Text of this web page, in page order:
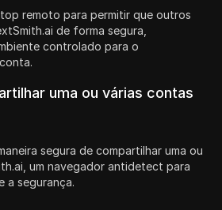
remoto para permitir que outros
de forma segura,
controlado para o
uma ou várias contas
segura de compartilhar uma ou
um navegador antidetect para
a segurança.